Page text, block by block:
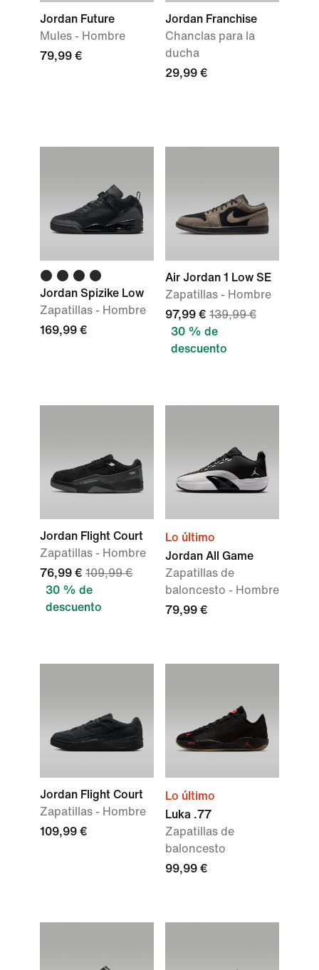
Jordan Future
Mules - Hombre
79,99 €
Jordan Franchise
Chanclas para la
ducha
29,99 €
Jordan Spizike Low
Zapatillas - Hombre
169,99 €
Air Jordan 1 Low SE
Zapatillas - Hombre
97,99 € 139,99 €
30 % de
descuento
Jordan Flight Court
Zapatillas - Hombre
76,99 € 109,99 €
30 % de
descuento
Lo último
Jordan All Game
Zapatillas de
baloncesto - Hombre
79,99 €
Jordan Flight Court
Zapatillas - Hombre
109,99 €
Lo último
Luka .77
Zapatillas de
baloncesto
99,99 €